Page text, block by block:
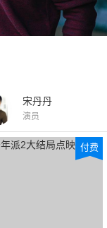
宋丹丹
演员
付费